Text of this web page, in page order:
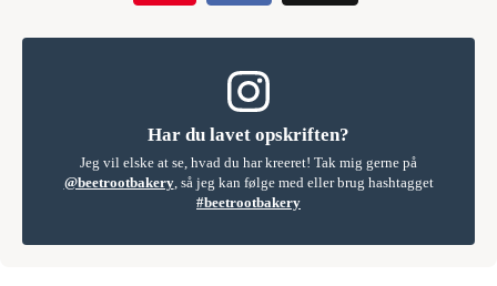
Har du lavet opskriften?
Jeg vil elske at se, hvad du har kreeret! Tak mig gerne på
@beetrootbakery, så jeg kan følge med eller brug hashtagget
#beetrootbakery